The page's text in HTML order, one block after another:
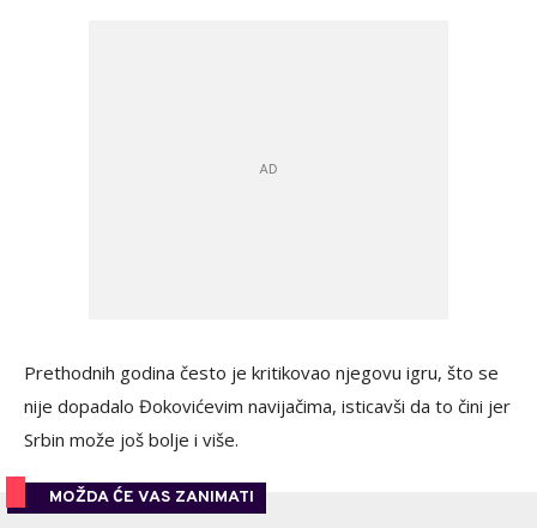
Prethodnih godina često je kritikovao njegovu igru, što se
nije dopadalo Đokovićevim navijačima, isticavši da to čini jer
Srbin može još bolje i više.
MOŽDA ĆE VAS ZANIMATI